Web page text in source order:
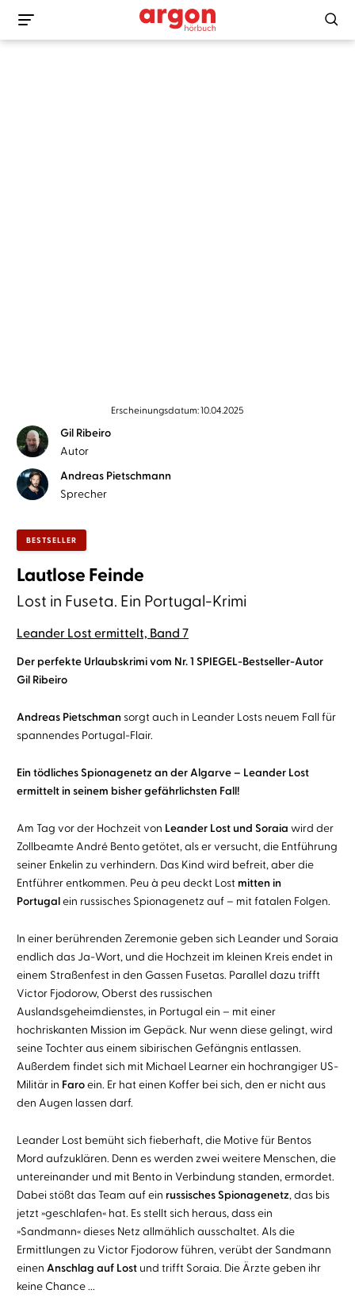
Erscheinungsdatum: 10.04.2025
Gil Ribeiro
Autor
Andreas Pietschmann
Sprecher
BESTSELLER
Lautlose Feinde
Lost in Fuseta. Ein Portugal-Krimi
Leander Lost ermittelt, Band 7
Der perfekte Urlaubskrimi vom Nr. 1 SPIEGEL-Bestseller-Autor
Gil Ribeiro
Andreas Pietschman sorgt auch in Leander Losts neuem Fall für
spannendes Portugal-Flair.
Ein tödliches Spionagenetz an der Algarve – Leander Lost
ermittelt in seinem bisher gefährlichsten Fall!
Am Tag vor der Hochzeit von Leander Lost und Soraia wird der
Zollbeamte André Bento getötet, als er versucht, die Entführung
seiner Enkelin zu verhindern. Das Kind wird befreit, aber die
Entführer entkommen. Peu à peu deckt Lost mitten in
Portugalein russisches Spionagenetz auf – mit fatalen Folgen.
In einer berührenden Zeremonie geben sich Leander und Soraia
endlich das Ja-Wort, und die Hochzeit im kleinen Kreis endet in
einem Straßenfest in den Gassen Fusetas. Parallel dazu trifft
Victor Fjodorow, Oberst des russischen
Auslandsgeheimdienstes, in Portugal ein – mit einer
hochriskanten Mission im Gepäck. Nur wenn diese gelingt, wird
seine Tochter aus einem sibirischen Gefängnis entlassen.
Außerdem findet sich mit Michael Learner ein hochrangiger US-
Militär in Faroein. Er hat einen Koffer bei sich, den er nicht aus
den Augen lassen darf.
Leander Lost bemüht sich fieberhaft, die Motive für Bentos
Mord aufzuklären. Denn es werden zwei weitere Menschen, die
untereinander und mit Bento in Verbindung standen, ermordet.
Dabei stößt das Team auf ein russisches Spionagenetz, das bis
jetzt »geschlafen« hat. Es stellt sich heraus, dass ein
»Sandmann« dieses Netz allmählich ausschaltet. Als die
Ermittlungen zu Victor Fjodorow führen, verübt der Sandmann
einen Anschlag auf Lost und trifft Soraia. Die Ärzte geben ihr
keine Chance ...